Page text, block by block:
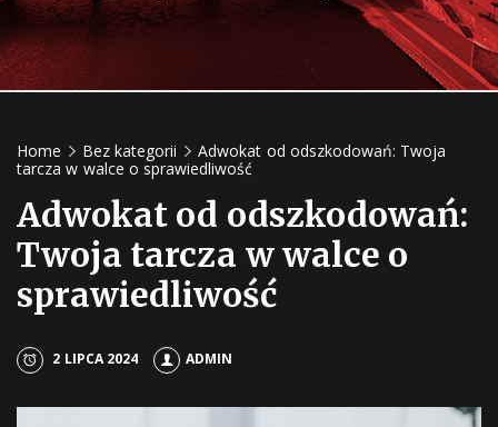
Home Bez kategorii
Adwokat od odszkodowań: Twoja
tarcza w walce o sprawiedliwość
Adwokat od odszkodowań:
Twoja tarcza w walce o
sprawiedliwość
2 LIPCA 2024 ADMIN